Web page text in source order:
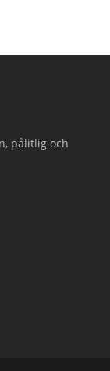
pålitlig och